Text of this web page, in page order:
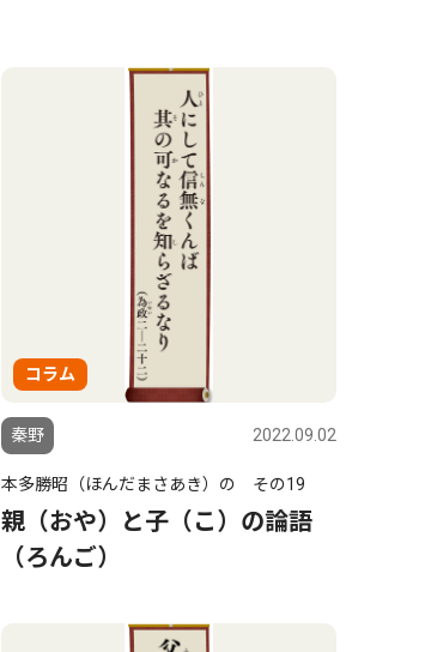
コラム
秦野 2022.09.02
本多勝昭（ほんだまさあき）の その19
親（おや）と子（こ）の論語
（ろんご）